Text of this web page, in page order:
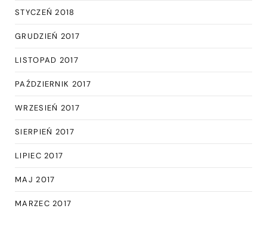
STYCZEŃ 2018
GRUDZIEŃ 2017
LISTOPAD 2017
PAŹDZIERNIK 2017
WRZESIEŃ 2017
SIERPIEŃ 2017
LIPIEC 2017
MAJ 2017
MARZEC 2017